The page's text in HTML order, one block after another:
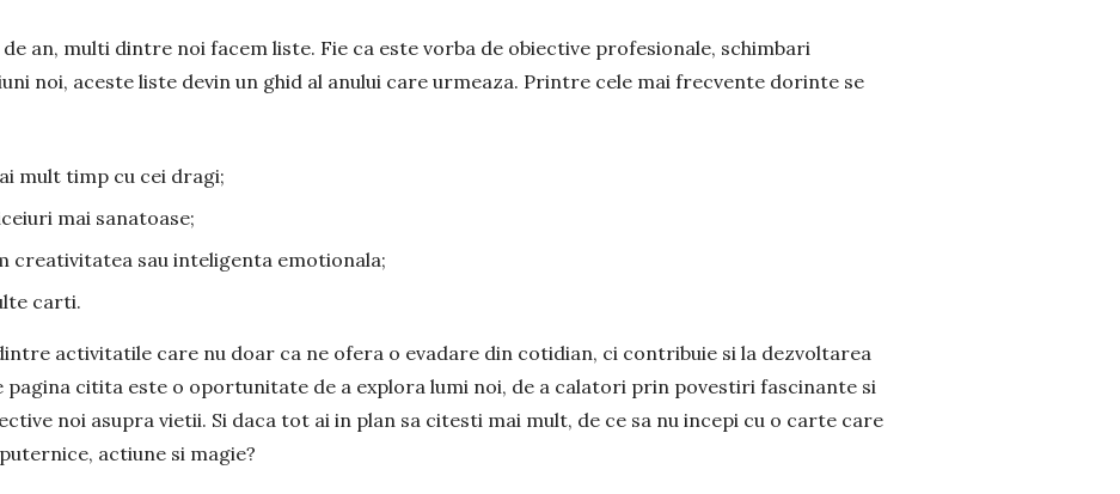
an, multi dintre noi facem liste. Fie ca este vorba de obiective profesionale, schimbari
noi, aceste liste devin un ghid al anului care urmeaza. Printre cele mai frecvente dorinte se
mult timp cu cei dragi;
mai sanatoase;
creativitatea sau inteligenta emotionala;
carti.
activitatile care nu doar ca ne ofera o evadare din cotidian, ci contribuie si la dezvoltarea
pagina citita este o oportunitate de a explora lumi noi, de a calatori prin povestiri fascinante si
noi asupra vietii. Si daca tot ai in plan sa citesti mai mult, de ce sa nu incepi cu o carte care
actiune si magie?